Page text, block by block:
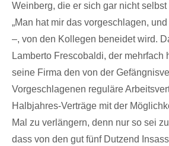
Weinberg, die er sich gar nicht
„Man hat mir das vorgeschlagen,
–, von den Kollegen beneidet wird.
Lamberto Frescobaldi, der mehrfach
seine Firma den von der
Vorgeschlagenen reguläre
Halbjahres-Verträge mit der
Mal zu verlängern, denn nur so sei
dass von den gut fünf Dutzend